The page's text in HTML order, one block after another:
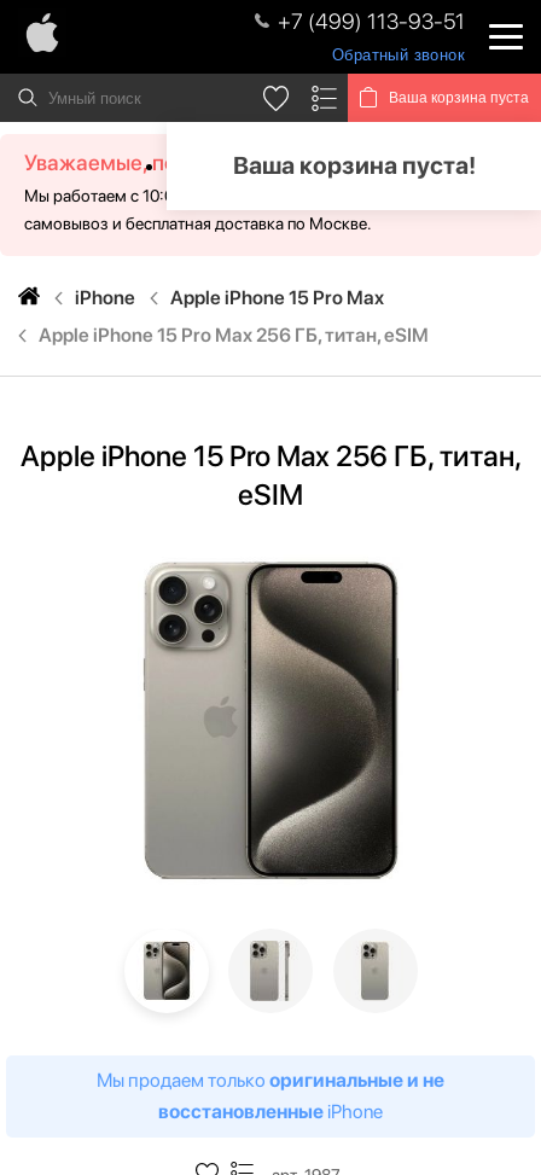
+7 (499) 113-93-51
Обратный звонок
Ваша корзина пуста
Ваша корзина пуста!
Уважаемые, посетители!
Мы работаем с 10:00 - 21:00 без выходных. Для Вас доступен
самовывоз и бесплатная доставка по Москве.
iPhone
Apple iPhone 15 Pro Max
Apple iPhone 15 Pro Max 256 ГБ, титан, eSIM
Apple iPhone 15 Pro Max 256 ГБ, титан,
eSIM
Мы продаем только оригинальные и не
восстановленные iPhone